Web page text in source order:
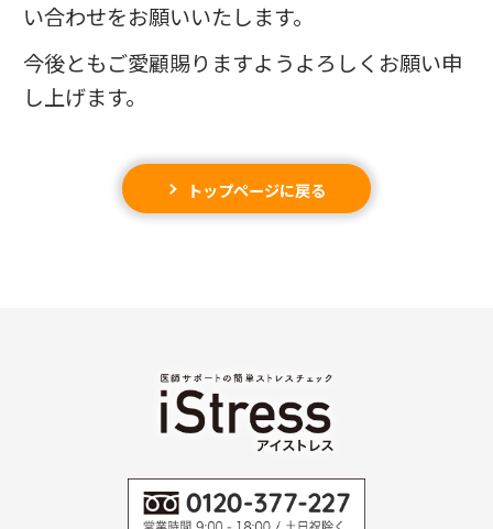
い合わせをお願いいたします。
今後ともご愛顧賜りますようよろしくお願い申
し上げます。
トップページに戻る